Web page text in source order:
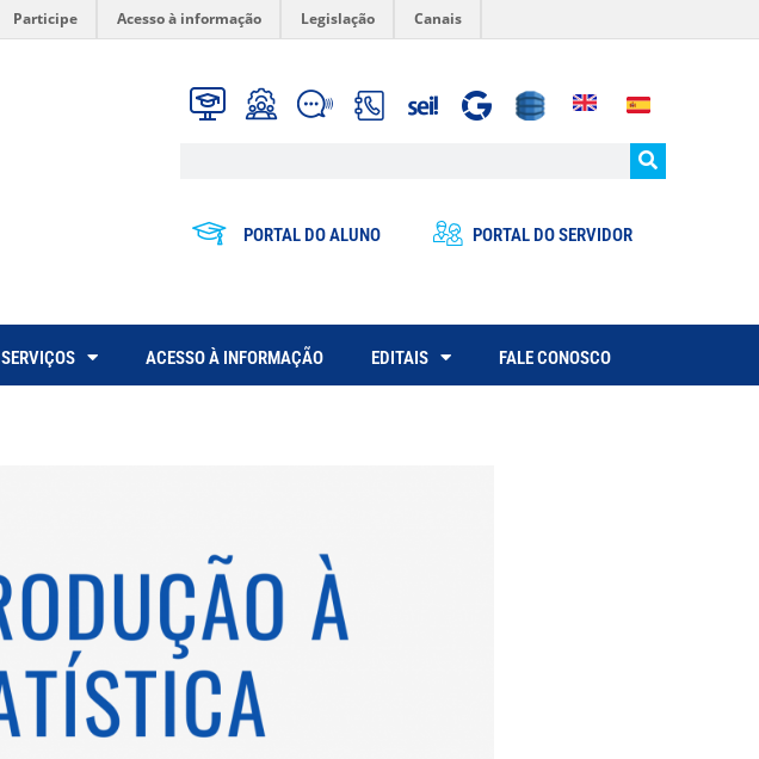
Participe Acesso à informação Legislação Canais
PORTAL DO ALUNO PORTAL DO SERVIDOR
SERVIÇOS ACESSO À INFORMAÇÃO EDITAIS FALE CONOSCO